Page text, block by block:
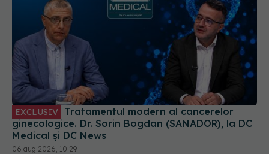
EXCLUSIV
ginecologice. Dr. Sorin Bogdan (SANADOR), la DC
Medical și DC News
06 aug 2026, 10:29